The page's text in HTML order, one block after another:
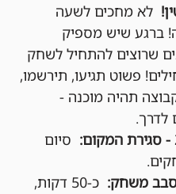
לא מחכים לשעה
ברגע שיש מספיק
שרוצים להתחיל לשחק
פשוט תגיעו, תירשמו,
תהיה מוכנה -
לדרך.
סיום
משחק:
כ-50 דקות,